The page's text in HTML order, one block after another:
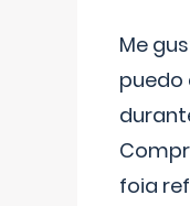
Me
foia